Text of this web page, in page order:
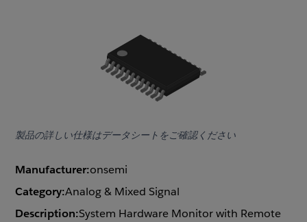
製品の詳しい仕様はデータシートをご確認ください
Manufacturer:onsemi
Category:Analog & Mixed Signal
Description:System Hardware Monitor with Remote